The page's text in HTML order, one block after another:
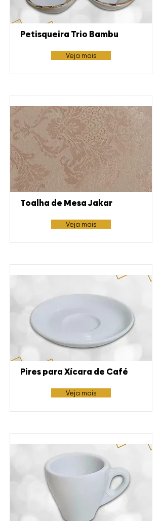
Petisqueira Trio Bambu
Veja mais
Toalha de Mesa Jakar
Veja mais
Pires para Xícara de Café
Veja mais